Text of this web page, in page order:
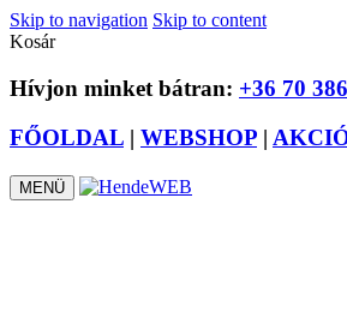
Skip to navigation Skip to content
Kosár
Hívjon minket bátran: +36 70
FŐOLDAL | WEBSHOP |
MENÜ